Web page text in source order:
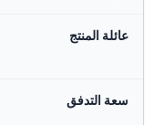
عائلة المنتج
سعة التدفق